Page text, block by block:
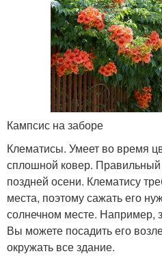
Кампсис на заборе
Клематисы. Умеет во время
сплошной ковер. Правильный
поздней осени. Клематису
места, поэтому сажать его
солнечном месте. Например,
Вы можете посадить его
окружать все здание.